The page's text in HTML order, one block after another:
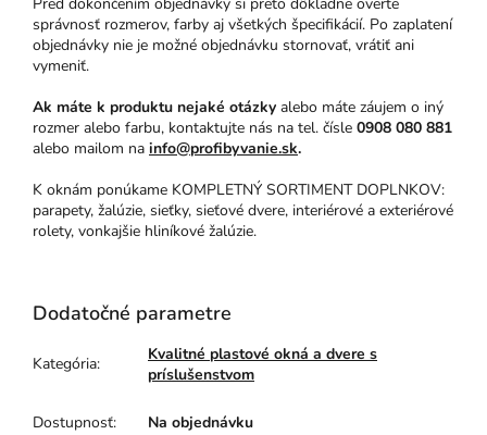
správnosť rozmerov, farby aj všetkých špecifikácií. Po zaplatení
objednávky nie je možné objednávku stornovať, vrátiť ani
vymeniť.
Ak máte k produktu nejaké otázky alebo máte záujem o iný
rozmer alebo farbu, kontaktujte nás na tel. čísle 0908 080 881
alebo mailom na info@profibyvanie.sk.
K oknám ponúkame KOMPLETNÝ SORTIMENT DOPLNKOV:
parapety, žalúzie, sieťky, sieťové dvere, interiérové a exteriérové
rolety, vonkajšie hliníkové žalúzie.
Dodatočné parametre
Kategória:
Kvalitné plastové okná a dvere s
príslušenstvom
Dostupnosť: Na objednávku